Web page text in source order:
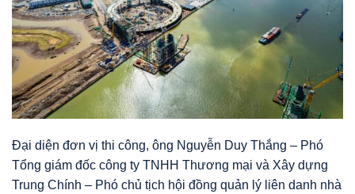
Đại diện đơn vị thi công, ông Nguyễn Duy Thắng – Phó
Tổng giám đốc công ty TNHH Thương mại và Xây dựng
Trung Chính – Phó chủ tịch hội đồng quản lý liên danh nhà